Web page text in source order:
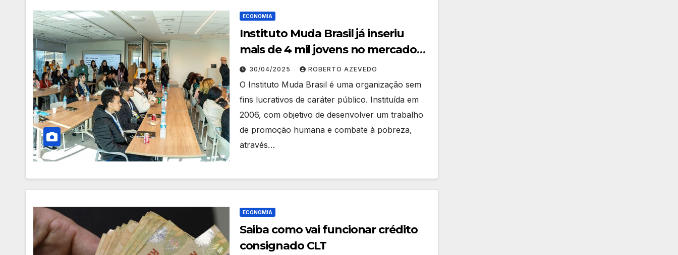
ECONOMIA
Instituto Muda Brasil já inseriu
mais de 4 mil jovens no mercado
de trabalho
30/04/2025 ROBERTO AZEVEDO
O Instituto Muda Brasil é uma organização sem
fins lucrativos de caráter público. Instituída em
2006, com objetivo de desenvolver um trabalho
de promoção humana e combate à pobreza,
através…
ECONOMIA
Saiba como vai funcionar crédito
consignado CLT